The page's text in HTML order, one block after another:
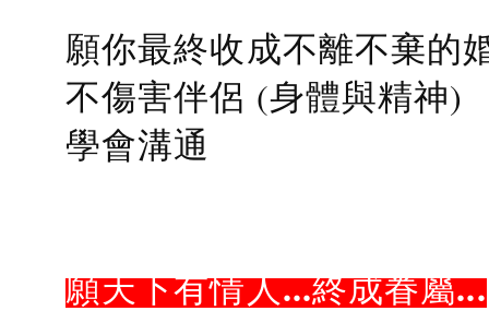
願你最終收成不離不棄的
不傷害伴侶 (身體與精神)
學會溝通
願天下有情人...終成眷屬...